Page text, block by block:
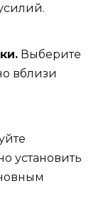
Выберите
вблизи
установить